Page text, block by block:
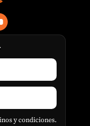
y condiciones.